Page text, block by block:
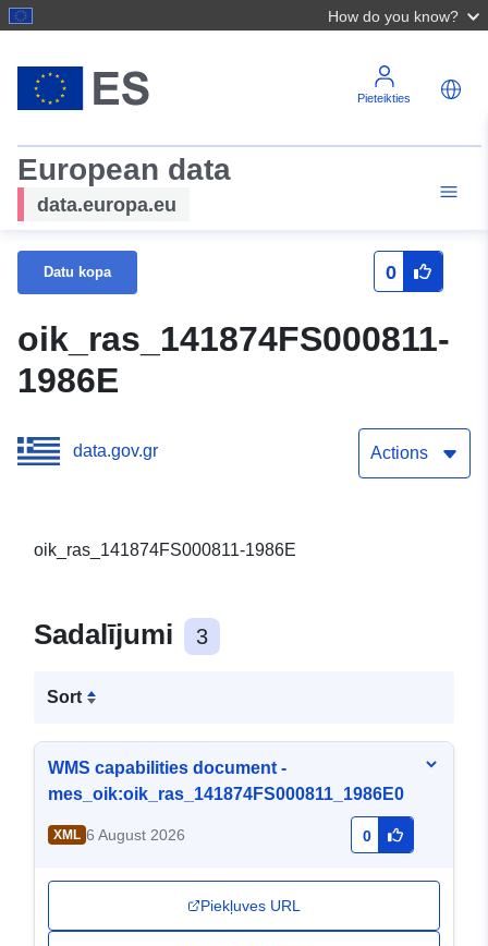
How do you know?
Pieteikties
European data
data.europa.eu
Datu kopa 0
oik_ras_141874FS000811-
1986E
data.gov.gr Actions
oik_ras_141874FS000811-1986E
Sadalījumi 3
Sort
WMS capabilities document -
mes_oik:oik_ras_141874FS000811_1986E0
XML 6 August 2026 0
Piekļuves URL